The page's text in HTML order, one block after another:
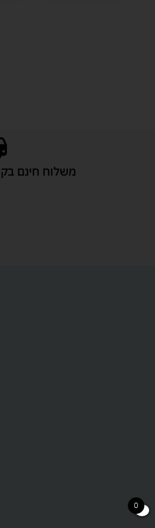
משלוח חינם בקנייה
0